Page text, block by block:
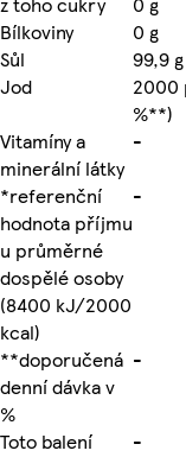
Bílkoviny
0 g
Sůl
99,9 g
Jod
2000
%**)
Vitamíny a
minerální látky
-
*referenční
hodnota příjmu
u průměrné
dospělé osoby
(8400 kJ/2000
kcal)
-
**doporučená
denní dávka v
%
-
Toto balení
-